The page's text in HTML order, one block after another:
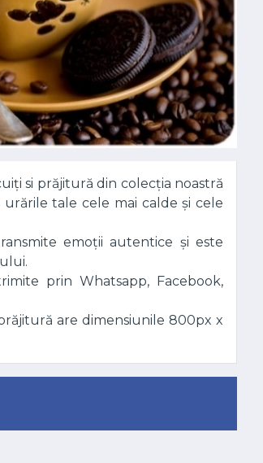
si prăjitură din colecția noastră
tale cele mai calde și cele
emoții autentice și este
prin Whatsapp, Facebook,
are dimensiunile 800px x